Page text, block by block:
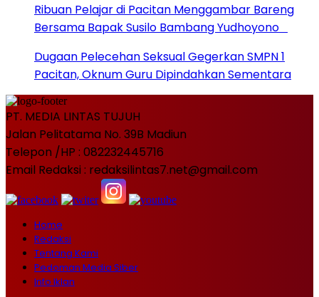
Ribuan Pelajar di Pacitan Menggambar Bareng
Bersama Bapak Susilo Bambang Yudhoyono
Dugaan Pelecehan Seksual Gegerkan SMPN 1
Pacitan, Oknum Guru Dipindahkan Sementara
PT. MEDIA LINTAS TUJUH
Jalan Pelitatama No. 39B Madiun
Telepon /HP : 082232445716
Email Redaksi : redaksilintas7.net@gmail.com
Home
Redaksi
Tentang Kami
Pedoman Media Siber
Info Iklan